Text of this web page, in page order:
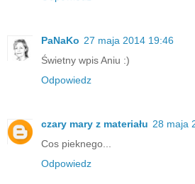
PaNaKo 27 maja 2014 19:46
Świetny wpis Aniu :)
Odpowiedz
czary mary z materiału 28 maja
Cos pieknego...
Odpowiedz